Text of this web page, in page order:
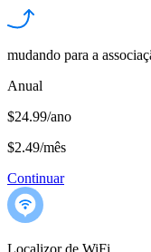
mudando para a
Anual
$24.99/ano
$2.49/mês
Continuar